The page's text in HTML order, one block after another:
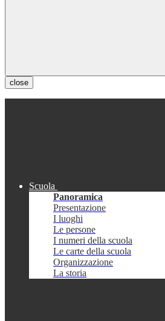
close
Scuola
Panoramica
Presentazione
I luoghi
Le persone
I numeri della scuola
Le carte della scuola
Organizzazione
La storia